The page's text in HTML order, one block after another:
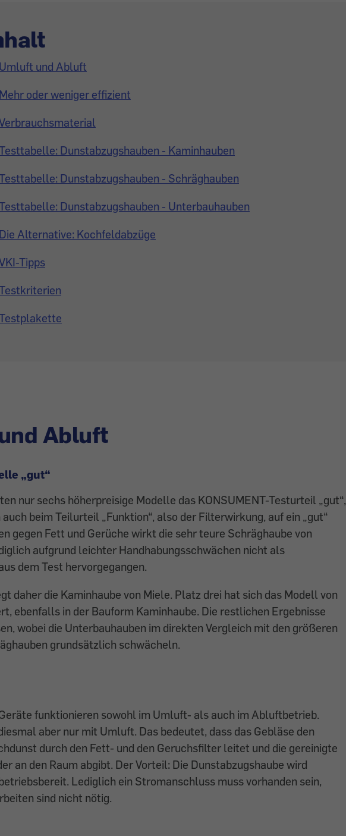
und Abluft
oder weniger effizient
Dunstabzugshauben - Kaminhauben
Dunstabzugshauben - Schräghauben
Dunstabzugshauben - Unterbauhauben
Alternative: Kochfeldabzüge
Tipps
Abluft
„gut“
nur sechs höherpreisige Modelle das KONSUMENT-Testurteil „gut“,
beim Teilurteil „Funktion“, also der Filterwirkung, auf ein „gut“
gegen Fett und Gerüche wirkt die sehr teure Schräghaube von
aufgrund leichter Handhabungsschwächen nicht als
dem Test hervorgegangen.
daher die Kaminhaube von Miele. Platz drei hat sich das Modell von
ebenfalls in der Bauform Kaminhaube. Die restlichen Ergebnisse
wobei die Unterbauhauben im direkten Vergleich mit den größeren
grundsätzlich schwächeln.
funktionieren sowohl im Umluft- als auch im Abluftbetrieb.
aber nur mit Umluft. Das bedeutet, dass das Gebläse den
durch den Fett- und den Geruchsfilter leitet und die gereinigte
an den Raum abgibt. Der Vorteil: Die Dunstabzugshaube wird
Lediglich ein Stromanschluss muss vorhanden sein,
sind nicht nötig.